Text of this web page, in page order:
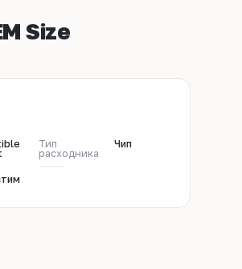
Size
Тип
расходника
Чип